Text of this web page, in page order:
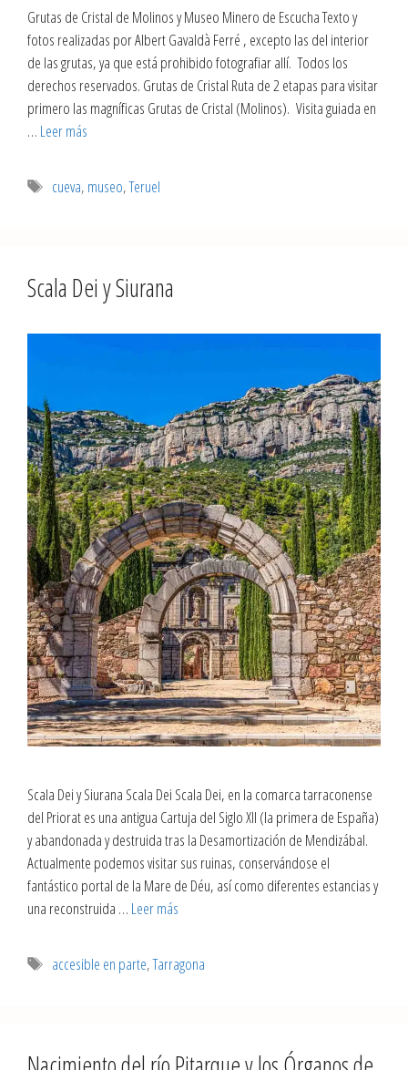
Grutas de Cristal de Molinos y Museo Minero de Escucha Texto y
fotos realizadas por Albert Gavaldà Ferré , excepto las del interior
de las grutas, ya que está prohibido fotografiar allí. Todos los
derechos reservados. Grutas de Cristal Ruta de 2 etapas para visitar
primero las magníficas Grutas de Cristal (Molinos). Visita guiada en
… Leer más
cueva, museo,Teruel
Scala Dei y Siurana
Scala Dei y Siurana Scala Dei Scala Dei, en la comarca tarraconense
del Priorat es una antigua Cartuja del Siglo XII (la primera de España)
y abandonada y destruida tras la Desamortización de Mendizábal.
Actualmente podemos visitar sus ruinas, conservándose el
fantástico portal de la Mare de Déu, así como diferentes estancias y
una reconstruida … Leer más
accesible en parte,Tarragona